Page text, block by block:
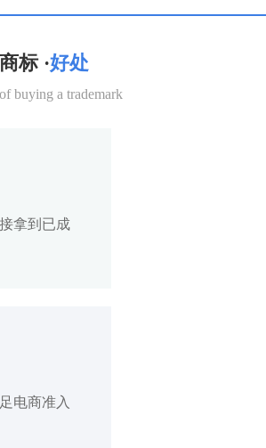
标 ·好处
buying a trademark
拿到已成
电商准入